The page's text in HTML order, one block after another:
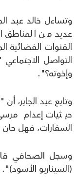
وتساءل خالد عبد
عديد من المناطق
القنوات الفضائية
التواصل
وإخوته؟".
وتابع عبد الجابر،
حيثيات إعدام
السفارات، فهل
وسجل الصحافي
(السيناريو الأسود)".